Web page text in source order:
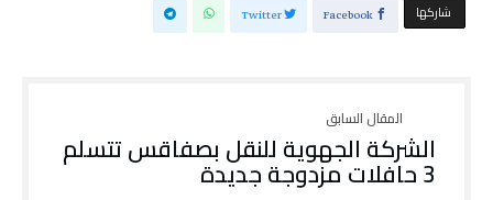
‫‫ شاركها‬ Facebook
Twitter
الشركة الجهوية للنقل بصفاقس تتسلم
3 حافلات مزدوجة جديدة